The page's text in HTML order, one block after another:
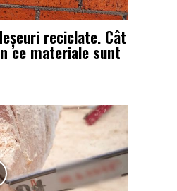
reciclate. Cât
ce materiale sunt